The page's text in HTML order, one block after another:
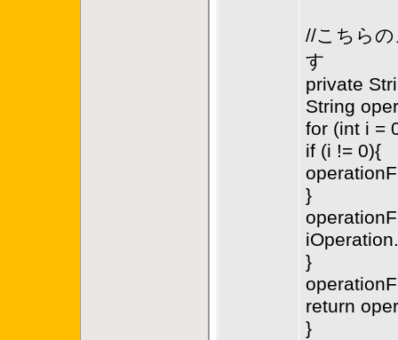
//こちら
す
private
String
for (int i =
if (i != 0){
}
}
return
}